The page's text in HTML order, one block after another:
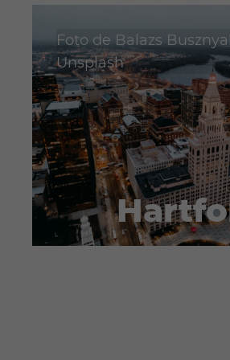
Foto de Balazs
Unsplash